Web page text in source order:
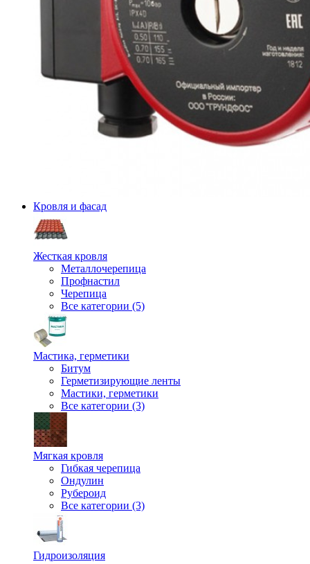
Кровля и фасад
Жесткая кровля
Металлочерепица
Профнастил
Черепица
Все категории (5)
Мастика, герметики
Битум
Герметизирующие ленты
Мастики, герметики
Все категории (3)
Мягкая кровля
Гибкая черепица
Ондулин
Рубероид
Все категории (3)
Гидроизоляция